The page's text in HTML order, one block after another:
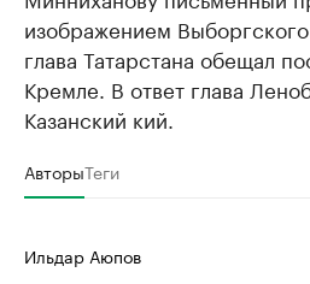
изображением
глава Татарстана обещал
Кремле. В ответ глава
Казанский кий.​
АвторыТеги
Ильдар Аюпов